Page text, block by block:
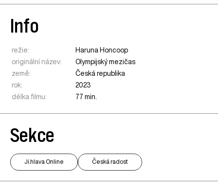
Info
režie:
Haruna Honcoop
originální název:
Olympijský mezičas
země:
Česká republika
rok:
2023
délka filmu:
77 min.
Sekce
Ji.hlava Online Česká radost